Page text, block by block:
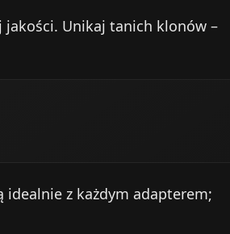
jakości. Unikaj tanich klonów –
idealnie z każdym adapterem;